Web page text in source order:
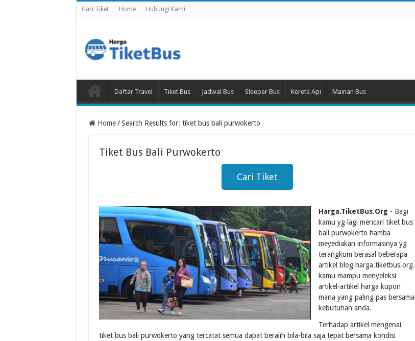
Cari Tiket Home Hubungi Kami
Daftar Travel Tiket Bus Jadwal Bus Sleeper Bus Kereta Api Mainan Bus
Home / Search Results for: tiket bus bali purwokerto
Tiket Bus Bali Purwokerto
Cari Tiket
Harga.TiketBus.Org - Bagi
kamu yg lagi mencari tiket bus
bali purwokerto hamba
meyediakan informasinya yg
terangkum berasal beberapa
artikel blog harga.tiketbus.org.
kamu mampu menyeleksi
artikel-artikel harga kupon
mana yang paling pas bersama
kebutuhan anda.
Terhadap artikel mengenai
tiket bus bali purwokerto yang tercatat semua dapat beralih bila-bila saja tepat bersama kondisi